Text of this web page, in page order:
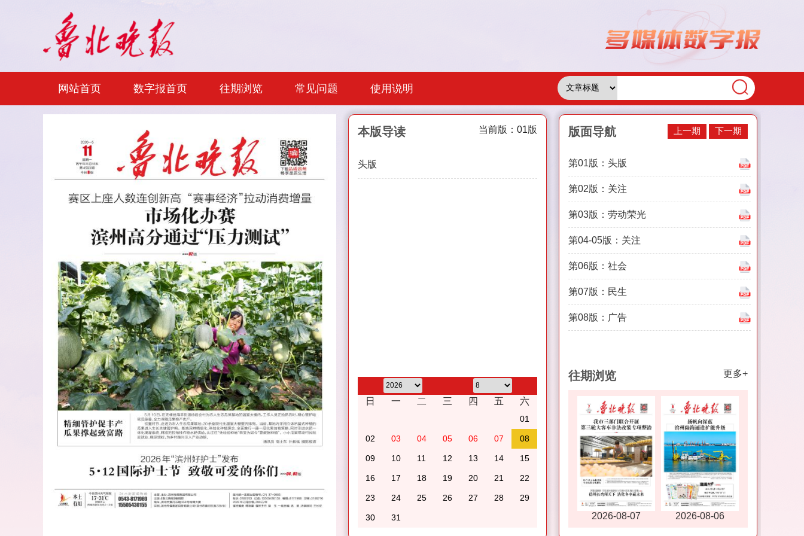
网站首页 数字报首页 往期浏览 常见问题 使用说明
本版导读 当前版：01版
头版
日 一 二 三 四 五 六
01
02 03 04 05 06 07 08
09 10 11 12 13 14 15
16 17 18 19 20 21 22
23 24 25 26 27 28 29
30 31
版面导航 上一期 下一期
第01版：头版
第02版：关注
第03版：劳动荣光
第04-05版：关注
第06版：社会
第07版：民生
第08版：广告
往期浏览 更多+
2026-08-07 2026-08-06